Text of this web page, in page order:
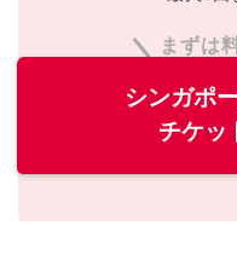
まずは
シンガポ
チケッ